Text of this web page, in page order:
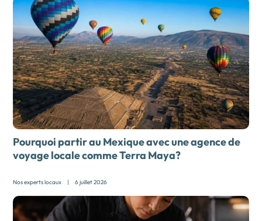
Pourquoi partir au Mexique avec uneagence de
voyage locale comme Terra Maya?
Nos experts locaux | 6 juillet 2026